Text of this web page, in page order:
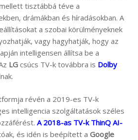
tisztábbá téve a
drámákban és híradásokban. A
a szobai körülményeknek
vagy hagyhatják, hogy az
intelligensen állítsa be a
LG csúcs TV-k továbbra is Dolby
révén a 2019-es TV-k
intelligencia szolgáltatások széles
A 2018-as TV-k ThinQ AI-
és idén is beépített a Google